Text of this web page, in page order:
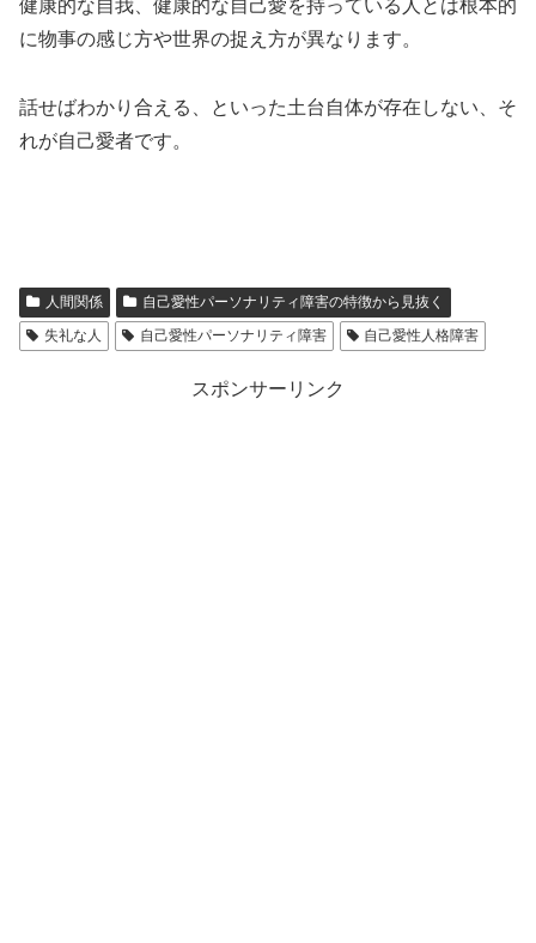
健康的な自我、健康的な自己愛を持っている人とは根本的
に物事の感じ方や世界の捉え方が異なります。
話せばわかり合える、といった土台自体が存在しない、そ
れが自己愛者です。
人間関係
自己愛性パーソナリティ障害の特徴から見抜く
失礼な人
自己愛性パーソナリティ障害 自己愛性人格障害
スポンサーリンク